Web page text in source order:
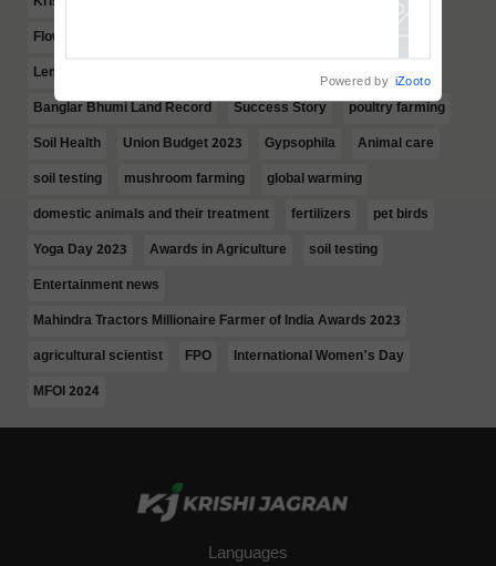
Flower and Horticulture
Lemongrass
Women Success Stories
Banglar Bhumi Land Record
Success Story
poultry farming
Soil Health
Union Budget 2023 Gypsophila
Animal care
soil testing
mushroom farming
global warming
domestic animals and their treatment
fertilizers
pet birds
Yoga Day 2023
Awards in Agriculture
soil testing
Entertainment news
Mahindra Tractors Millionaire Farmer of India Awards 2023
agricultural scientist
FPO
International Women's Day
MFOI 2024
Languages
Powered by iZooto